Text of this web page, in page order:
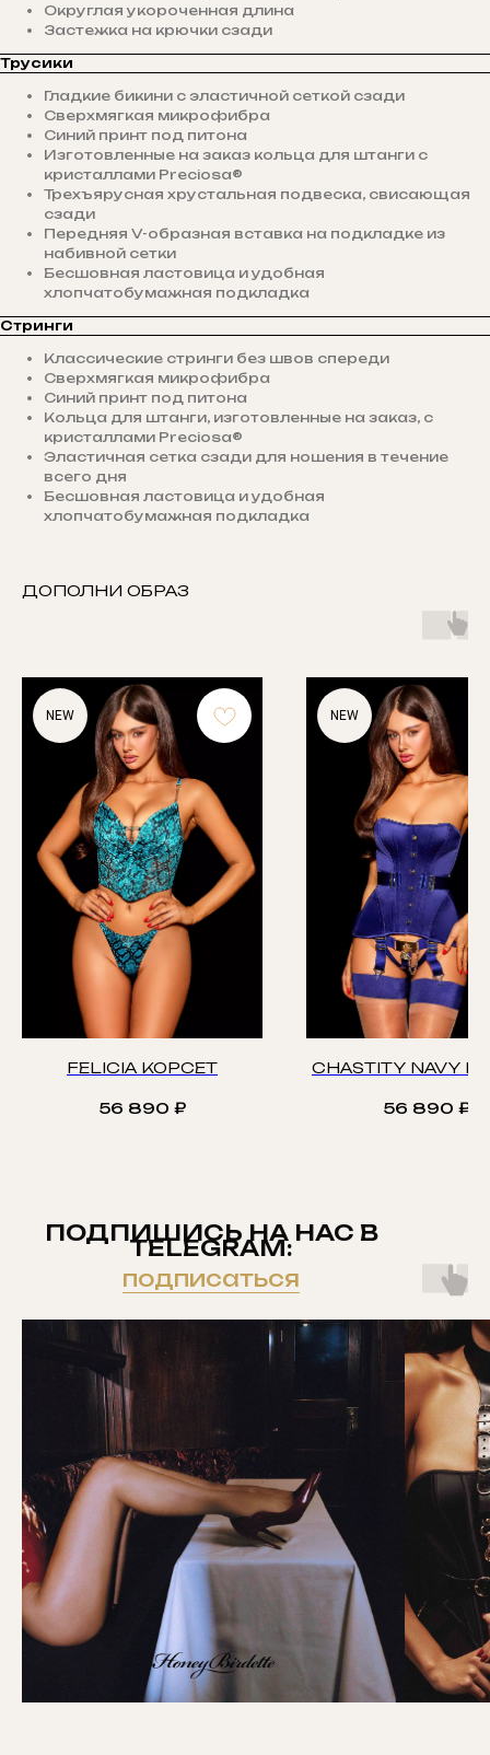
Округлая укороченная длина
Застежка на крючки сзади
Трусики
Гладкие бикини с эластичной сеткой сзади
Сверхмягкая микрофибра
Синий принт под питона
Изготовленные на заказ кольца для штанги с
кристаллами Preciosa®
Трехъярусная хрустальная подвеска, свисающая
сзади
Передняя V-образная вставка на подкладке из
набивной сетки
Бесшовная ластовица и удобная
хлопчатобумажная подкладка
Стринги
Классические стринги без швов спереди
Сверхмягкая микрофибра
Синий принт под питона
Кольца для штанги, изготовленные на заказ, с
кристаллами Preciosa®
Эластичная сетка сзади для ношения в течение
всего дня
Бесшовная ластовица и удобная
хлопчатобумажная подкладка
ДОПОЛНИ ОБРАЗ
NEW
FELICIA КОРСЕТ
56 890 ₽
NEW
CHASTITY NAVY
56 890 ₽
ПОДПИШИСЬ НА НАС В
TELEGRAM:
подписаться